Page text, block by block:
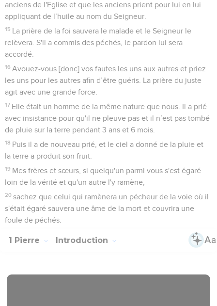
anciens de l'Eglise et que les anciens prient pour lui en lui
appliquant de l’huile au nom du Seigneur.
15 La prière de la foi sauvera le malade et le Seigneur le
relèvera. S'il a commis des péchés, le pardon lui sera
accordé.
16 Avouez-vous [donc] vos fautes les uns aux autres et priez
les uns pour les autres afin d’être guéris. La prière du juste
agit avec une grande force.
17 Elie était un homme de la même nature que nous. Il a prié
avec insistance pour qu'il ne pleuve pas et il n’est pas tombé
de pluie sur la terre pendant 3 ans et 6 mois.
18 Puis il a de nouveau prié, et le ciel a donné de la pluie et
la terre a produit son fruit.
19 Mes frères et sœurs, si quelqu'un parmi vous s'est égaré
loin de la vérité et qu'un autre l'y ramène,
20 sachez que celui qui ramènera un pécheur de la voie où il
s'était égaré sauvera une âme de la mort et couvrira une
foule de péchés.
1 Pierre Introduction